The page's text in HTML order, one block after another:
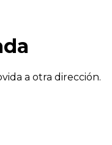
a otra dirección.